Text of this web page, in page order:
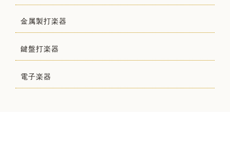
金属製打楽器
鍵盤打楽器
電子楽器